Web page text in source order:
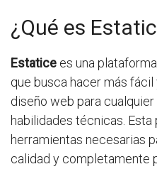
¿Qué es
Estatice es una
que busca hacer más
diseño web para
habilidades técnicas.
herramientas necesarias
calidad y completamente